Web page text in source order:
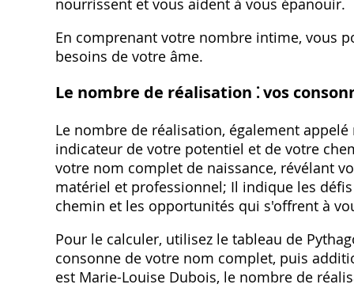
nourrissent et vous aident à vous épanouir.
En comprenant votre nombre intime, vous
besoins de votre âme.
Le nombre de réalisation ⁚ vos
Le nombre de réalisation, également
indicateur de votre potentiel et de votre
votre nom complet de naissance, révélant
matériel et professionnel; Il indique les
chemin et les opportunités qui s'offrent à
Pour le calculer, utilisez le tableau de
consonne de votre nom complet, puis
est Marie-Louise Dubois, le nombre de